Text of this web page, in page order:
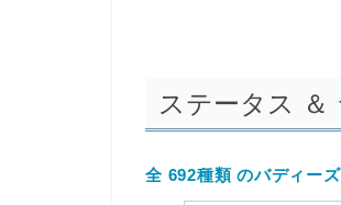
ステータス ＆
全 692種類 のバディーズ